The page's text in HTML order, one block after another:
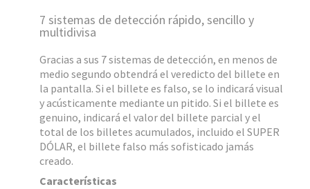
7 sistemas de detección rápido, sencillo y
multidivisa
Gracias a sus 7 sistemas de detección, en menos de
medio segundo obtendrá el veredicto del billete en
la pantalla. Si el billete es falso, se lo indicará visual
y acústicamente mediante un pitido. Si el billete es
genuino, indicará el valor del billete parcial y el
total de los billetes acumulados, incluido el SUPER
DÓLAR, el billete falso más sofisticado jamás
creado.
Características